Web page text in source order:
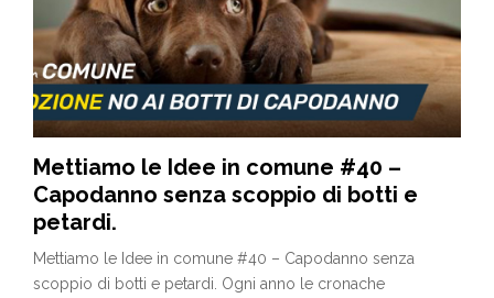
Mettiamo le Idee in comune #40 –
Capodanno senza scoppio di botti e
petardi.
Mettiamo le Idee in comune #40 – Capodanno senza
scoppio di botti e petardi. Ogni anno le cronache